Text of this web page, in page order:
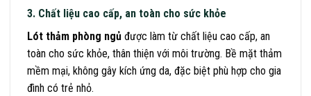
3. Chất liệu cao cấp, an toàn cho sức khỏe
Lót thảm phòng ngủ được làm từ chất liệu cao cấp, an
toàn cho sức khỏe, thân thiện với môi trường. Bề mặt thảm
mềm mại, không gây kích ứng da, đặc biệt phù hợp cho gia
đình có trẻ nhỏ.